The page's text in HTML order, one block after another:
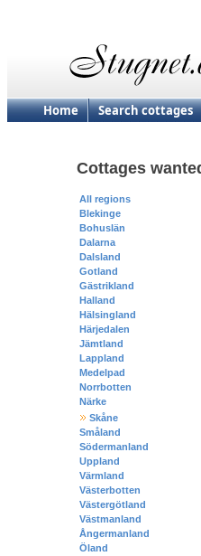
Home Search cottages
Cottages
All regions
Blekinge
Bohuslän
Dalarna
Dalsland
Gotland
Gästrikland
Halland
Hälsingland
Härjedalen
Jämtland
Lappland
Medelpad
Norrbotten
Närke
Skåne
Småland
Södermanland
Uppland
Värmland
Västerbotten
Västergötland
Västmanland
Ångermanland
Öland